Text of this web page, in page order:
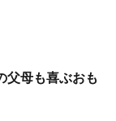
父母も喜ぶおも